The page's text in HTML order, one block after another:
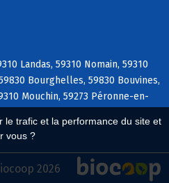
le trafic et la performance du site et
vous ?
Landas, 59310 Nomain, 59310
Bourghelles, 59830 Bouvines,
Mouchin, 59273 Péronne-en-
2026